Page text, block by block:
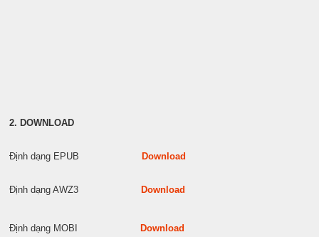
2. DOWNLOAD
Định dạng EPUBDownload
Định dạng AWZ3Download
Định dạng MOBIDownload